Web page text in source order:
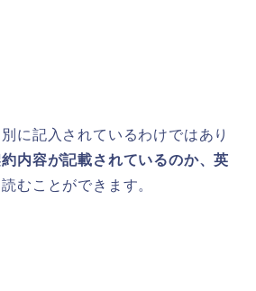
に記入されているわけではあり
内容が記載されているのか、英
読むことができます。